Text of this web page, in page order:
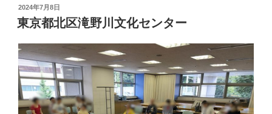
投
稿
日:
2024年7月8日
東京都北区滝野川文化センター